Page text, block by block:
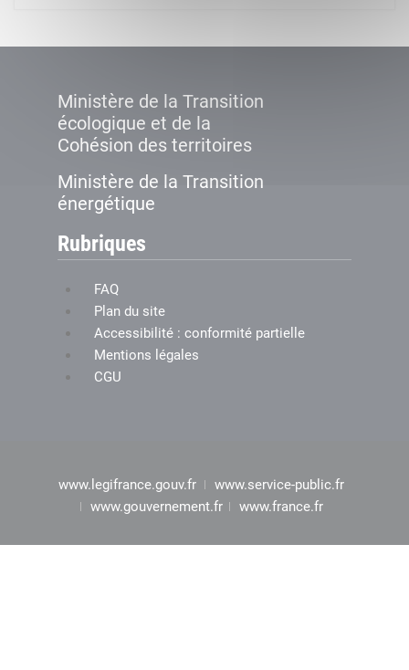
Ministère de la Transition
écologique et de la
Cohésion des territoires
Ministère de la Transition
énergétique
Rubriques
FAQ
Plan du site
Accessibilité : conformité partielle
Mentions légales
CGU
www.legifrance.gouv.fr
www.service-public.fr
www.gouvernement.fr
www.france.fr